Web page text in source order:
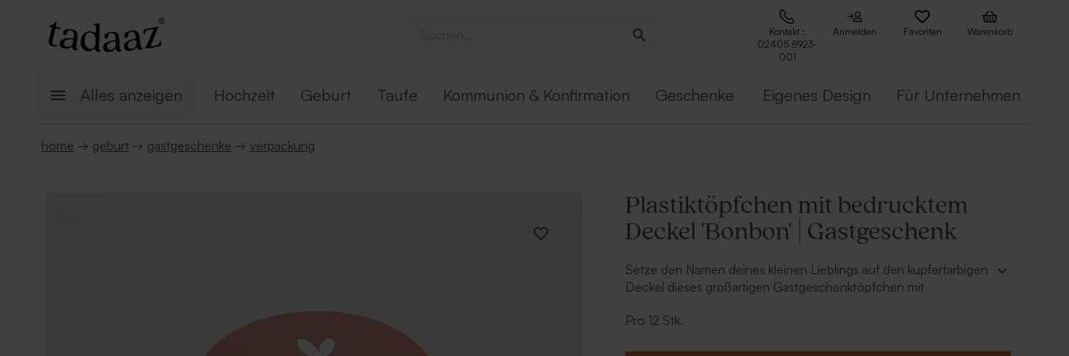
Kontakt :
02405 8923-
001
Anmelden Favoriten Warenkorb
Alles anzeigen Hochzeit Geburt Taufe Kommunion & Konfirmation Geschenke Eigenes Design Für Unternehmen
home → geburt → gastgeschenke → verpackung
Plastiktöpfchen mit bedrucktem
Deckel 'Bonbon' | Gastgeschenk
Setze den Namen deines kleinen Lieblings auf den kupferfarbigen
Deckel dieses großartigen Gastgeschenktöpfchen mit
unserem Online-Editor und fülle das Töpfchen mit etwas
Pro 12 Stk.